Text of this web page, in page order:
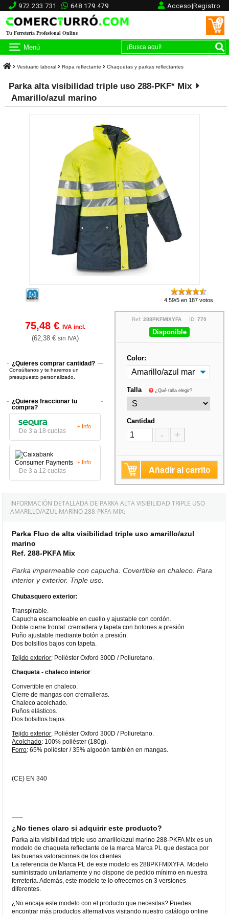
972 233 731 648 179 479 Acceso|Registro
Tu Ferretería Profesional Online
0
Menú
Vestuario laboral Ropa reflectante Chaquetas y parkas reflectantes
Parka alta visibilidad triple uso 288-PKF* Mix
Amarillo/azul marino
4.59/5 en 187 votos
75,48 € IVA incl.
(62,38 € sin IVA)
¿Quieres comprar cantidad?
Consúltanos y te haremos un
presupuesto personalizado.
¿Quieres fraccionar tu
compra?
De 3 a 18 cuotas
+ Info
De 3 a 12 cuotas
+ Info
Ref:288PKFMIXYFA ID:770
Disponible
Color:
Talla ¿Qué talla elegir?
Cantidad
- +
Añadir al carrito
INFORMACIÓN DETALLADA DE PARKA ALTA VISIBILIDAD TRIPLE USO
AMARILLO/AZUL MARINO 288-PKFA MIX:
Parka Fluo de alta visibilidad triple uso amarillo/azul
marino
Ref. 288-PKFA Mix
Parka impermeable con capucha. Covertible en chaleco. Para
interior y exterior. Triple uso.
Chubasquero exterior:
Transpirable.
Capucha escamoteable en cuello y ajustable con cordón.
Doble cierre frontal: cremallera y tapeta con botones a presión.
Puño ajustable mediante botón a presión.
Dos bolsillos bajos con tapeta.
Tejido exterior: Poliéster Oxford 300D / Poliuretano.
Chaqueta - chaleco interior:
Convertible en chaleco.
Cierre de mangas con cremalleras.
Chaleco acolchado.
Puños elásticos.
Dos bolsillos bajos.
Tejido exterior: Poliéster Oxford 300D / Poliuretano.
Acolchado: 100% poliéster (180g).
Forro: 65% poliéster / 35% algodón también en mangas.
(CE) EN 340
¿No tienes claro si adquirir este producto?
Parka alta visibilidad triple uso amarillo/azul marino 288-PKFA Mix es un
modelo de chaqueta reflectante de la marca Marca PL que destaca por
las buenas valoraciones de los clientes.
La referencia de Marca PL de este modelo es 288PKFMIXYFA. Modelo
suministrado unitariamente y no dispone de pedido mínimo en nuestra
ferretería. Además, este modelo te lo ofrecemos en 3 versiones
diferentes.
¿No encaja este modelo con el producto que necesitas? Puedes
encontrar más productos alternativos visitando nuestro catálogo online